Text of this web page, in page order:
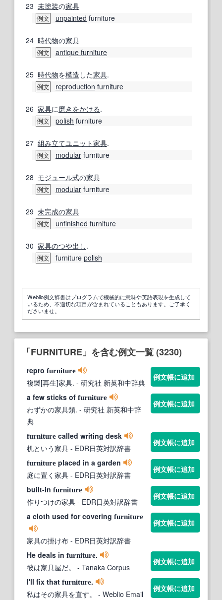
23 未塗装の家具
例文 unpainted furniture
24 時代物の家具
例文 antique furniture
25 時代物を模造 した家具.
例文 reproduction furniture
26 家具に磨きをかける.
例文 polish furniture
27 組み立てユニット家具.
例文 modular furniture
28 モジュール式の家具
例文 modular furniture
29 未完成の家具
例文 unfinished furniture
30 家具のつや出し.
例文 furniture polish
Weblio例文辞書はプログラムで機械的に意味や英語表現を生成して
いるため、不適切な項目が含まれていることもあります。ご了承く
ださいませ。
「FURNITURE」を含む例文一覧 (3230)
repro furniture
複製[再生]家具. - 研究社 新英和中辞典
例文帳に追加
a few sticks of furniture
わずかの家具類. - 研究社 新英和中辞
典
例文帳に追加
furniture called writing desk
机という家具 - EDR日英対訳辞書
例文帳に追加
furniture placed in a garden
庭に置く家具 - EDR日英対訳辞書
例文帳に追加
built-in furniture
作りつけの家具 - EDR日英対訳辞書
例文帳に追加
a cloth used for covering furniture
家具の掛け布 - EDR日英対訳辞書
例文帳に追加
He deals in furniture.
彼は家具屋だ。
- Tanaka Corpus
例文帳に追加
I'll fix that furniture.
私はその家具を直す。
- Weblio Email
例文帳に追加